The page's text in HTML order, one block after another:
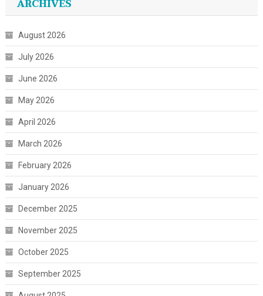
ARCHIVES
August 2026
July 2026
June 2026
May 2026
April 2026
March 2026
February 2026
January 2026
December 2025
November 2025
October 2025
September 2025